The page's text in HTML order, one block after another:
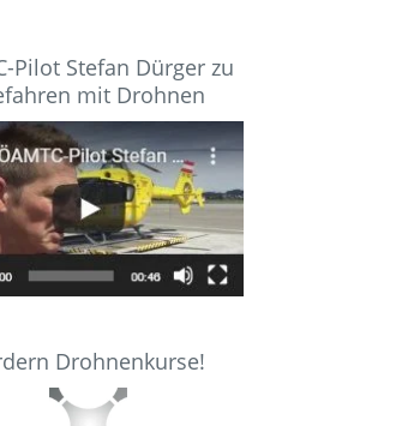
Pilot Stefan Dürger zu
mit Drohnen
Drohnenkurse!